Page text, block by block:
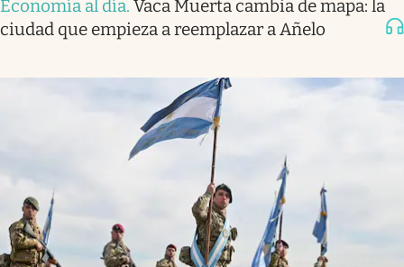
Economía al día. Vaca Muerta cambia de mapa: la
ciudad que empieza a reemplazar a Añelo